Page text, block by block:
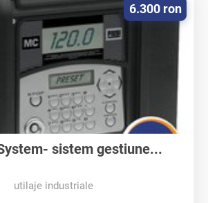
sistem gestiune...
utilaje industriale
6.300 ron